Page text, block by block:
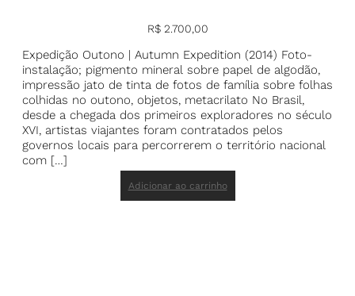
R$2.700,00
Expedição Outono | Autumn Expedition (2014) Foto-
instalação; pigmento mineral sobre papel de algodão,
impressão jato de tinta de fotos de família sobre folhas
colhidas no outono, objetos, metacrilato No Brasil,
desde a chegada dos primeiros exploradores no século
XVI, artistas viajantes foram contratados pelos
governos locais para percorrerem o território nacional
com […]
Adicionar ao carrinho